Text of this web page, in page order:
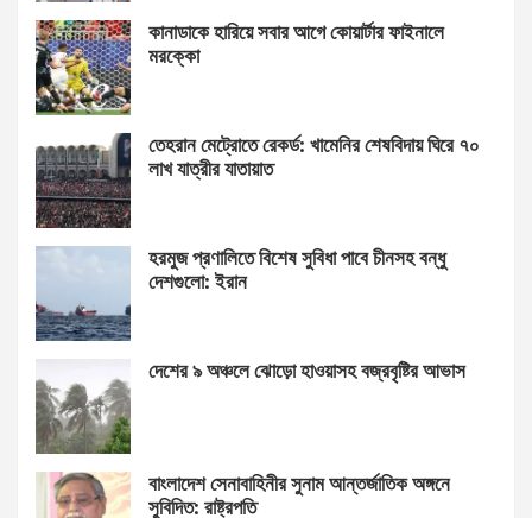
কানাডাকে হারিয়ে সবার আগে কোয়ার্টার ফাইনালে
মরক্কো
তেহরান মেট্রোতে রেকর্ড: খামেনির শেষবিদায় ঘিরে ৭০
লাখ যাত্রীর যাতায়াত
হরমুজ প্রণালিতে বিশেষ সুবিধা পাবে চীনসহ বন্ধু
দেশগুলো: ইরান
দেশের ৯ অঞ্চলে ঝোড়ো হাওয়াসহ বজ্রবৃষ্টির আভাস
বাংলাদেশ সেনাবাহিনীর সুনাম আন্তর্জাতিক অঙ্গনে
সুবিদিত: রাষ্ট্রপতি